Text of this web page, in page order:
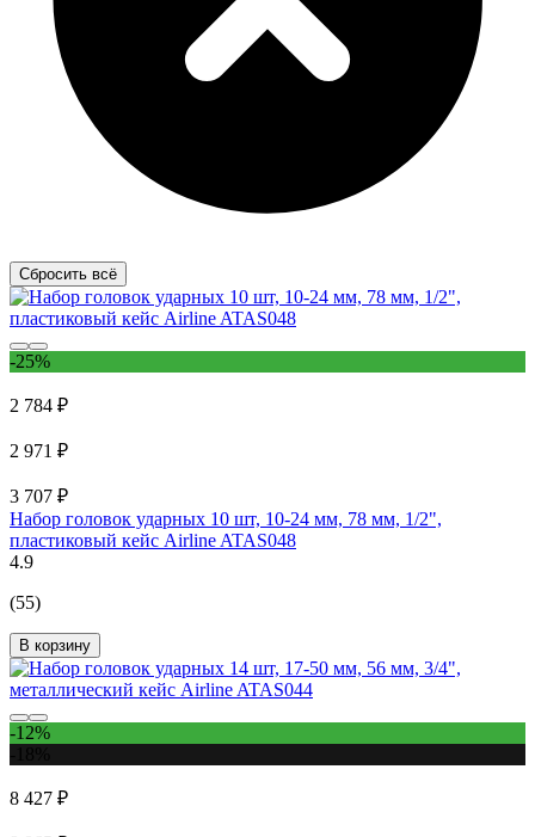
Сбросить всё
-25%
2 784 ₽
2 971 ₽
3 707 ₽
Набор головок ударных 10 шт, 10-24 мм, 78 мм, 1/2",
пластиковый кейс Airline ATAS048
4.9
(55)
В корзину
-12%
8 427 ₽